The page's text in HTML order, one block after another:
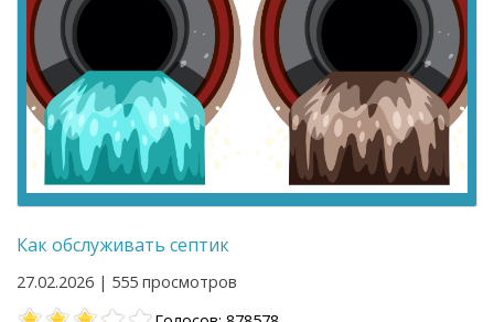
Как обслуживать септик
27.02.2026 | 555 просмотров